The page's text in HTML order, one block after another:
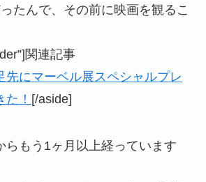
たんで、その前に映画を観るこ
関連記事
先にマーベル展スペシャルプレ
！ [/aside]
らもう1ヶ月以上経っています